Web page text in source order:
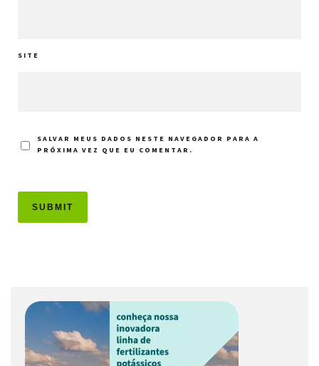
SITE
SALVAR MEUS DADOS NESTE NAVEGADOR PARA A
PRÓXIMA VEZ QUE EU COMENTAR.